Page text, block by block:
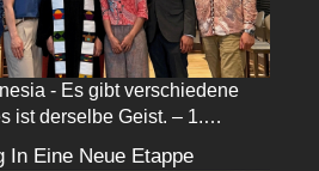
- Es gibt verschiedene
ist derselbe Geist. – 1.…
In Eine Neue Etappe